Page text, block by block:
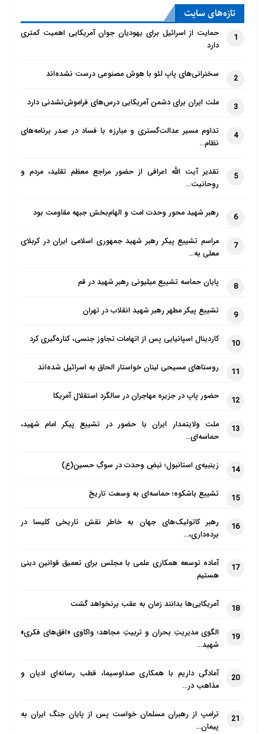
تازه‌‌های سایت
1
حمایت از اسرائیل برای یهودیان جوان آمریکایی اهمیت کمتری
دارد
2 سخنرانی‌های پاپ لئو با هوش مصنوعی درست نشده‌اند
3 ملت ایران برای دشمن آمریکایی درس‌های فراموش‌نشدنی دارد
4
تداوم مسیر عدالت‌گستری و مبارزه با فساد در صدر برنامه‌های
نظام…
5
تقدیر آیت الله اعرافی از حضور مراجع معظم تقلید، مردم و
روحانیت…
6 رهبر شهید محور وحدت امت و الهام‌بخش جبهه مقاومت بود
7
مراسم تشییع پیکر رهبر شهید جمهوری اسلامی ایران در کربلای
معلی به…
8 پایان حماسه تشییع میلیونی رهبر شهید در قم
9 تشییع پیکر مطهر رهبر شهید انقلاب در تهران
10 کاردینال اسپانیایی پس از اتهامات تجاوز جنسی، کناره‌گیری کرد
11 روستاهای مسیحی لبنان خواستار الحاق به اسرائیل شده‌اند
12 حضور پاپ در جزیره مهاجران در سالگرد استقلال آمریکا
13
ملت ولایتمدار ایران با حضور در تشییع پیکر امام شهید،
حماسه‌ای…
14 زینبیه‌ی استانبول؛ نبضِ وحدت در سوگِ حسین(ع)
15 تشییع باشکوه؛ حماسه‌ای به وسعت تاریخ
16
رهبر کاتولیک‌های جهان به خاطر نقش تاریخی کلیسا در
برده‌داری،…
17
آماده توسعه همکاری علمی با مجلس برای تعمیق قوانین دینی
هستیم
18 آمریکایی‌ها بدانند زمان به عقب برنخواهد گشت
19
الگوی مدیریتِ بحران و تربیتِ مجاهد؛ واکاوی «افق‌های فکری»
شهید…
20
آمادگی داریم با همکاری صداوسیما، قطب رسانه‌ای ادیان و
مذاهب در…
21
ترامپ از رهبران مسلمان خواست پس از پایان جنگ ایران به
پیمان…